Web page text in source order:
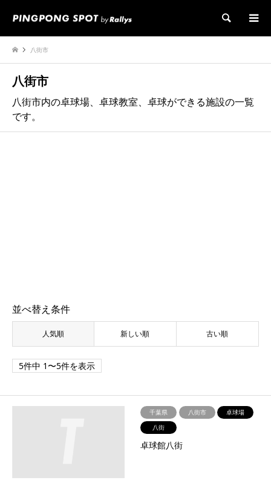
検索
八街市
八街市
八街市内の卓球場、卓球教室、卓球ができる施設の一覧
です。
並べ替え条件
人気順 新しい順 古い順
5件中 1〜5件を表示
千葉県 八街市
卓球場
八街
卓球館八街